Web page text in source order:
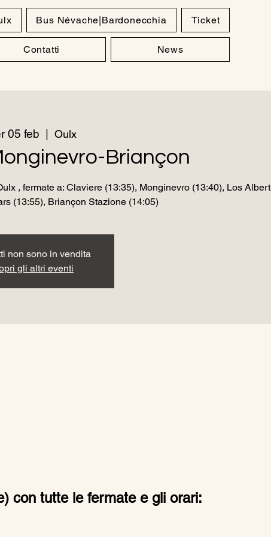
Bus Névache|Bardonecchia Ticket
Contatti News
05 feb Oulx
Briançon
, fermate a: Claviere (13:35), Monginevro (13:40), Los Albert
(13:55), Briançon Stazione (14:05)
non sono in vendita
gli altri eventi
con tutte le fermate e gli orari: